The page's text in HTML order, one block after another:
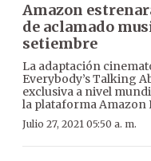
Amazon
de aclamado
setiembre
La adaptación
Everybody’s Talking
exclusiva a nivel
la plataforma Amazon
Julio 27, 2021 05:50 a. m.